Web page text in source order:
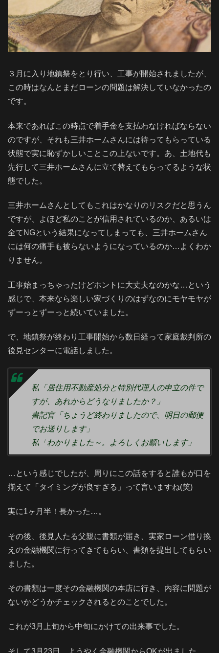
３月に入り地鎮祭をとり行い、工事が開始されましたが、
この時はなんとまだローンの問題は解決していなかったの
です。
本来であればこの時点で着手金を支払わなければならない
のですが、それも三井ホームさんには待ってもらっている
状態で実に恥ずかしいことこの上ないです。あ、土地代も
先行して三井ホームさんに立て替えてもらってるような状
態でした。
三井ホームさんとしてもこれはかなりのリスクだと思うん
ですが、よほど私のことが信用されているのか、あるいは
全てNGという結果になってしまっても、三井ホームさん
には何の痛手も被らないようになっているのか…よくわか
りません。
工事始まっちゃったけどホントに大丈夫なのかな…という
感じで、本来なら楽しい家づくりのはずなのにモヤモヤが
ずーっとずーっと続いていました。
で、地鎮祭が終わり工事開始から数日経って家庭裁判所の
後見センターに電話しました。
私「居住用不動産処分と特別代理人の申立の件で
すが、あれからどうなりましたか？」
書記官「ちょうど終わりましたので、明日の郵便
でお送りします」
私「わかりました～。よろしくお願いします」
…という感じでしたが、周りにこの話をすると誰もが口を
揃えて「タイミングが良すぎる」って言いますね(笑)
実に1ヶ月半！長かった…。
その後、後見人たる父親に書類が届き、実家ローン借り換
えの金融機関に行ってきてもらい、書類を提出してもらい
ました。
その書類は一度その金融機関の本店に行き、内容に問題が
ないかどうかチェックされるとのことでした。
これが3月上旬から中旬にかけての出来事でした。
そして3月23日、ようやく金融機関からOKが出ました。